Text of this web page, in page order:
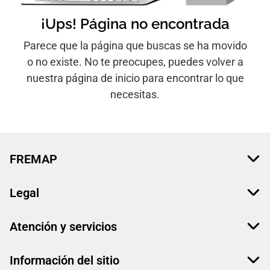
¡Ups! Página no encontrada
Parece que la página que buscas se ha movido
o no existe. No te preocupes, puedes volver a
nuestra página de inicio para encontrar lo que
necesitas.
FREMAP
Legal
Atención y servicios
Información del sitio